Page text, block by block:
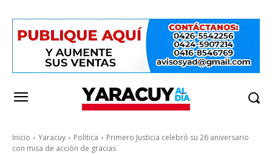
Inicio Yaracuy Política
Primero Justicia celebró su 26 aniversario
con misa de acción de gracias